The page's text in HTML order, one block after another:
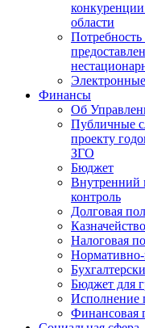
области
Финансы
Об
Публичные
проекту
ЗГО
Бюджет
Внутренний
контроль
Долговая
Казначейство
Налоговая
Нормативно-
Бюджет для
Исполнение
Финансовая